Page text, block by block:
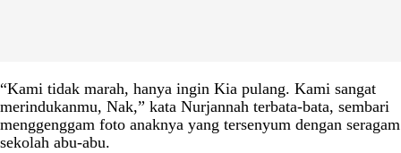
“Kami tidak marah, hanya ingin Kia pulang. Kami sangat
merindukanmu, Nak,” kata Nurjannah terbata-bata, sembari
menggenggam foto anaknya yang tersenyum dengan seragam
sekolah abu-abu.